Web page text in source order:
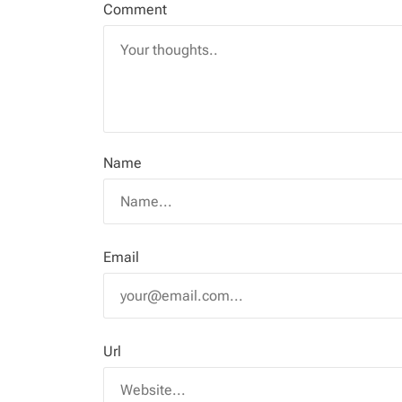
Comment
Name
Email
Url